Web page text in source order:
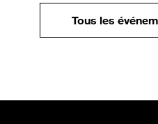
Tous les